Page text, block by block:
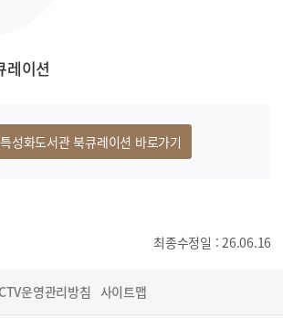
레이션
특성화도서관 북큐레이션 바로가기
최종수정일 : 26.06.16
운영관리방침 사이트맵